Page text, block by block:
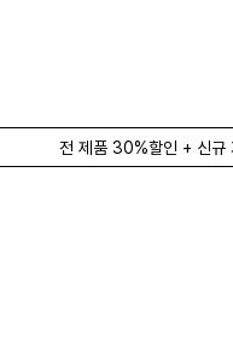
전 제품 30%할인 + 신규